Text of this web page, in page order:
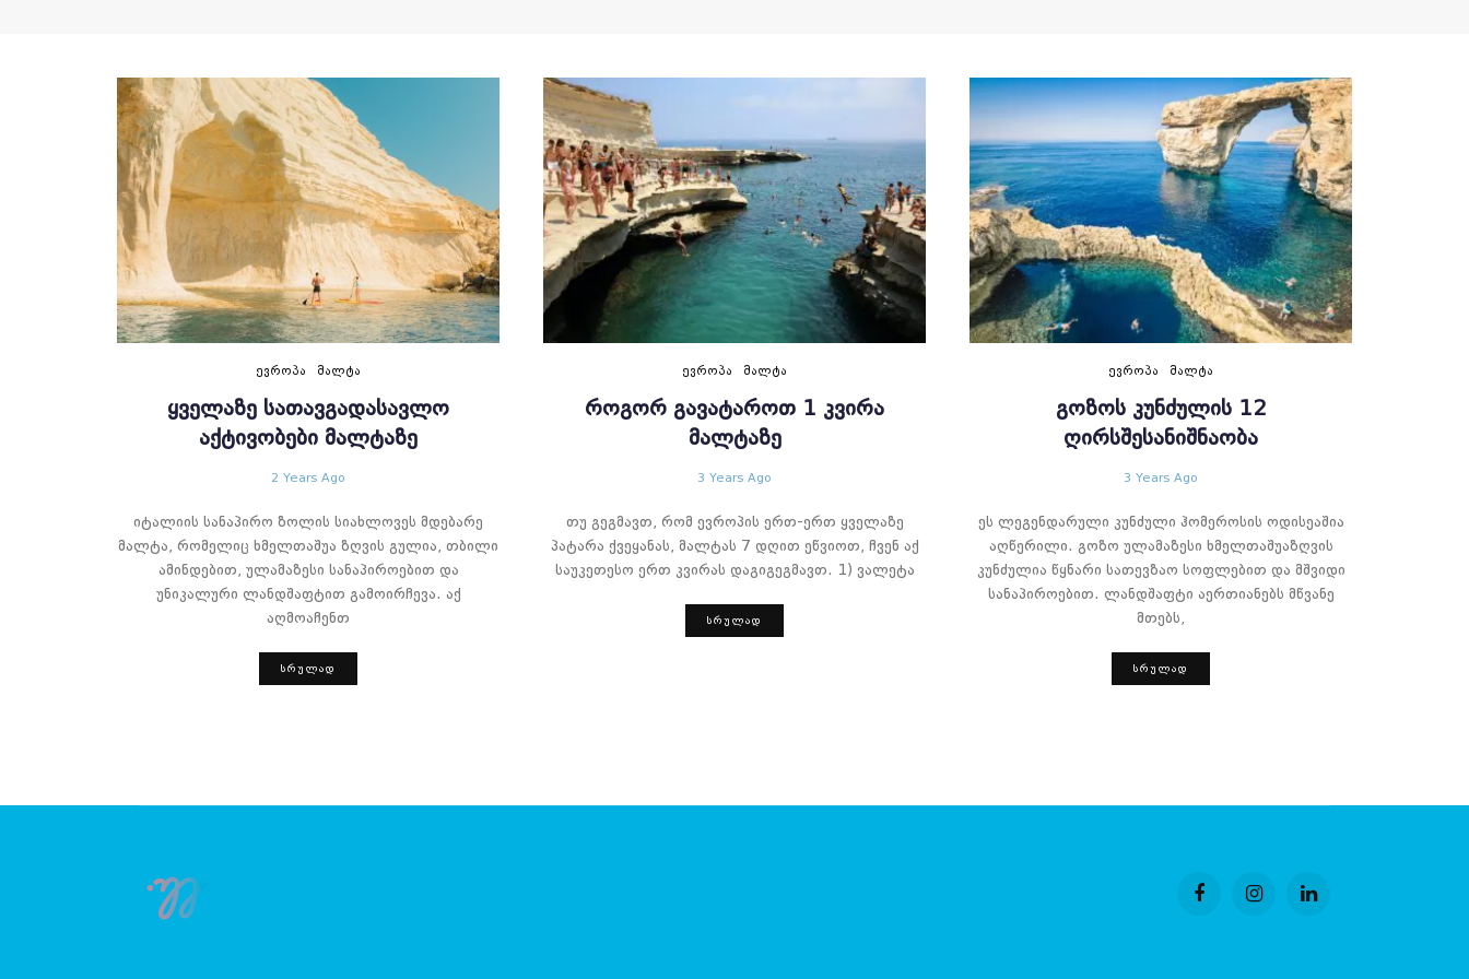
ᲔᲕᲠᲝᲞᲐ ᲛᲐᲚᲢᲐ
ᲧᲕᲔᲚᲐᲖᲔ ᲡᲐᲗᲐᲕᲒᲐᲓᲐᲡᲐᲕᲚᲝ
ᲐᲥᲢᲘᲕᲝᲑᲔᲑᲘ ᲛᲐᲚᲢᲐᲖᲔ
2 Years Ago
იტალიის სანაპირო ზოლის სიახლოვეს მდებარე
მალტა, რომელიც ხმელთაშუა ზღვის გულია, თბილი
ამინდებით, ულამაზესი სანაპიროებით და
უნიკალური ლანდშაფტით გამოირჩევა. აქ
აღმოაჩენთ
ᲡᲠᲣᲚᲐᲓ
ᲔᲕᲠᲝᲞᲐ ᲛᲐᲚᲢᲐ
ᲠᲝᲒᲝᲠ ᲒᲐᲕᲐᲢᲐᲠᲝᲗ 1 ᲙᲕᲘᲠᲐ
ᲛᲐᲚᲢᲐᲖᲔ
3 Years Ago
თუ გეგმავთ, რომ ევროპის ერთ-ერთ ყველაზე
პატარა ქვეყანას, მალტას 7 დღით ეწვიოთ, ჩვენ აქ
საუკეთესო ერთ კვირას დაგიგეგმავთ. 1) ვალეტა
ᲡᲠᲣᲚᲐᲓ
ᲔᲕᲠᲝᲞᲐ ᲛᲐᲚᲢᲐ
ᲒᲝᲖᲝᲡ ᲙᲣᲜᲫᲣᲚᲘᲡ 12
ᲦᲘᲠᲡᲨᲔᲡᲐᲜᲘᲨᲜᲐᲝᲑᲐ
3 Years Ago
ეს ლეგენდარული კუნძული ჰომეროსის ოდისეაშია
აღწერილი. გოზო ულამაზესი ხმელთაშუაზღვის
კუნძულია წყნარი სათევზაო სოფლებით და მშვიდი
სანაპიროებით. ლანდშაფტი აერთიანებს მწვანე
მთებს,
ᲡᲠᲣᲚᲐᲓ